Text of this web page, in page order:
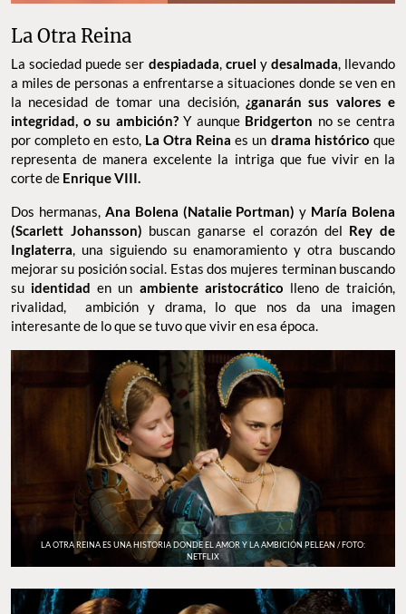
La Otra Reina
La sociedad puede ser despiadada, cruel y desalmada, llevando
a miles de personas a enfrentarse a situaciones donde se ven en
la necesidad de tomar una decisión, ¿ganarán sus valores e
integridad, o su ambición?Y aunqueBridgerton no se centra
por completo en esto,La Otra Reina es un drama histórico que
representa de manera excelente la intriga que fue vivir en la
corte de Enrique VIII.
Dos hermanas, Ana Bolena (Natalie Portman) y María Bolena
(Scarlett Johansson) buscan ganarse el corazón del Rey de
Inglaterra, una siguiendo su enamoramiento y otra buscando
mejorar su posición social. Estas dos mujeres terminan buscando
su identidad en un ambiente aristocrático lleno de traición,
rivalidad, ambición y drama, lo que nos da una imagen
interesante de lo que se tuvo que vivir en esa época.
LA OTRA REINA ES UNA HISTORIA DONDE EL AMOR Y LA AMBICIÓN PELEAN / FOTO:
NETFLIX